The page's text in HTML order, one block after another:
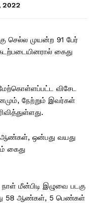
2022
செல்ல முயன்ற 91 பேர்
கைது
மேற்கொள்ளப்பட்ட விசேட
நேற்றும் இவர்கள்
ஆண்கள், ஒன்பது வயது
கைது
மீன்பிடி இழுவை படகு
58 ஆண்கள், 5 பெண்கள்